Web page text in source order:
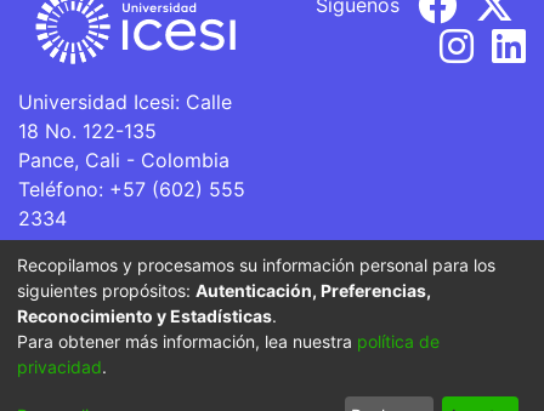
Universidad Icesi: Calle
18 No. 122-135
Pance, Cali - Colombia
Teléfono: +57 (602) 555
2334
ventanillaunica@icesi.edu.co
La Universidad Icesi es una Institución de Educación
Superior que se encuentra sujeta a inspección y vigilancia
por parte del Ministerio de Educación Nacional.
Recopilamos y procesamos su información personal para los
siguientes propósitos: Autenticación, Preferencias,
Reconocimiento y Estadísticas.
Para obtener más información, lea nuestra política de
privacidad.